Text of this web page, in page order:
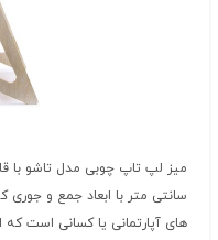
سانتی متر با ابعاد جمع و جوری
های آپارتمانی یا کسانی است